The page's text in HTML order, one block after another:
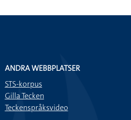
ANDRA WEBBPLATSER
STS-korpus
Gilla Tecken
Teckenspråksvideo